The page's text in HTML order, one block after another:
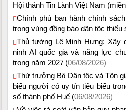
Hội thánh Tin Lành Việt Nam
Chính phủ ban hành chính
trong vùng đồng bào dân tộc thiểu
Thủ tướng Lê Minh Hưng: Xây
ninh AI quốc gia và năng lực
trong năm 2027 (06/08/2026)
Thứ trưởng Bộ Dân tộc và Tôn
biểu người có uy tín tiêu biểu
số thành phố Huế (06/08/2026)